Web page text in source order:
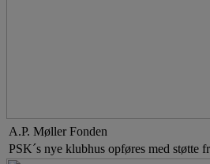
A.P. Møller Fonden
PSK´s nye klubhus opføres med støtte